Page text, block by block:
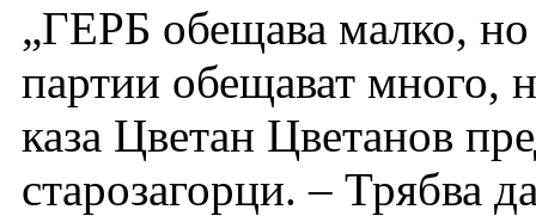
„ГЕРБ обещава малко,
партии обещават много,
каза Цветан Цветанов
старозагорци. – Трябва